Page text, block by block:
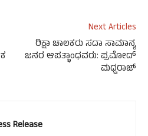
Next Articles
ರಿಕ್ಷಾ ಚಾಲಕರು ಸದಾ ಸಾಮಾನ್ಯ
ಜನರ ಆಪತ್ಭಾಂಧವರು: ಪ್ರಮೋದ್
ಮಧ್ವರಾಜ್
Release